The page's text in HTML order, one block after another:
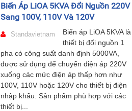
Biến Áp LiOA 5KVA Đổi Nguồn 220V
Sang 100V, 110V Và 120V
Standavietnam
Biến áp LiOA 5KVA là
thiết bị đổi nguồn 1
pha có công suất danh định 5000VA,
được sử dụng để chuyển điện áp 220V
xuống các mức điện áp thấp hơn như
100V, 110V hoặc 120V cho thiết bị điện
nhập khẩu. Sản phẩm phù hợp với các
thiết bị...